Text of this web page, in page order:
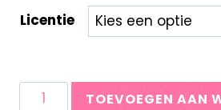
Licentie
TOEVOEGEN AAN